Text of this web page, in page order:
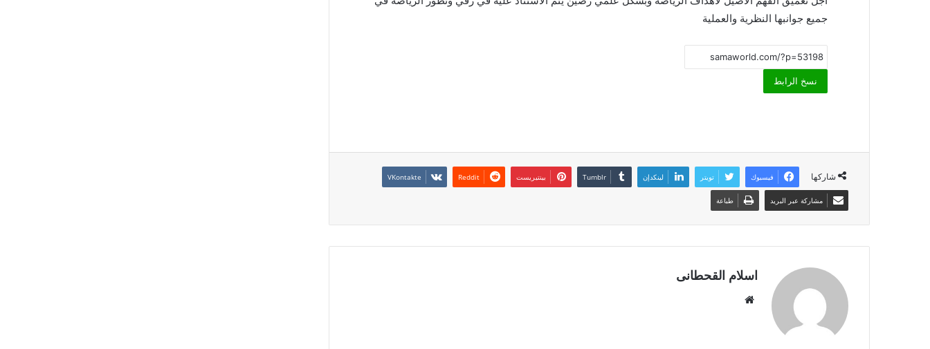
جميع جوانبها النظرية والعملية
نسخ الرابط
شاركها فيسبوك تويتر لينكدإن بينتيريست
مشاركة عبر البريد طباعة
اسلام القحطانى